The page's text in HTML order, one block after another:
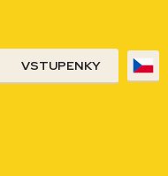
VSTUPENKY